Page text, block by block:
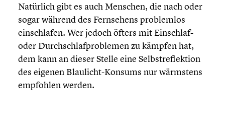
Natürlich gibt es auch Menschen, die nach oder
sogar während des Fernse­hens problem­los
einschla­fen. Wer jedoch öfters mit Einschlaf-
oder Durch­schlaf­pro­ble­men zu kämpfen hat,
dem kann an dieser Stelle eine Selbst­re­flek­tion
des eigenen Blaulicht-Konsums nur wärmstens
empfohlen werden.